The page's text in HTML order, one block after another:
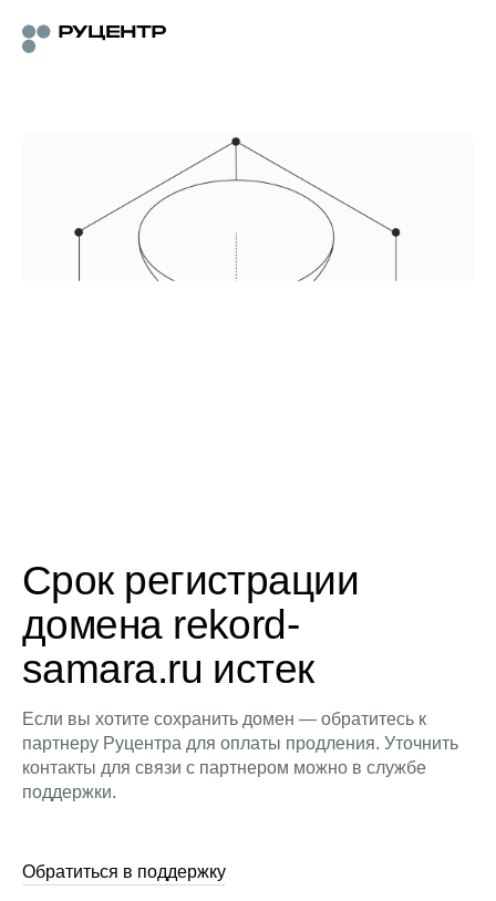
Срок регистрации
домена rekord-
samara.ru истек
Если вы хотите сохранить домен — обратитесь к
партнеру Руцентра для оплаты продления. Уточнить
контакты для связи с партнером можно в службе
поддержки.
Обратиться в поддержку